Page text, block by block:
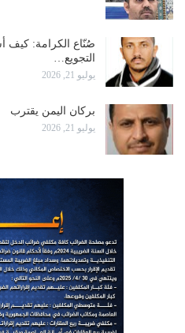
صُنّاع الكرامة: كيف
التجويع…
يوليو 21, 2026
بركان اليمن يقترب
يوليو 21, 2026